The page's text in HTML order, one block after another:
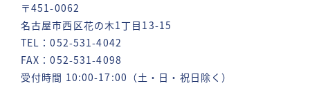
〒451-0062
名古屋市西区花の木1丁目13-15
TEL：052-531-4042
FAX：052-531-4098
受付時間 10:00-17:00（土・日・祝日除く）